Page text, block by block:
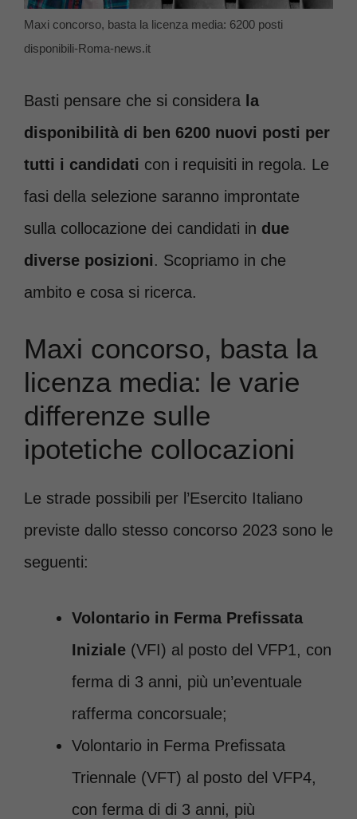
Maxi concorso, basta la licenza media: 6200 posti
disponibili-Roma-news.it
Basti pensare che si considera la
disponibilità di ben 6200 nuovi posti per
tutti i candidati con i requisiti in regola. Le
fasi della selezione saranno improntate
sulla collocazione dei candidati in due
diverse posizioni. Scopriamo in che
ambito e cosa si ricerca.
Maxi concorso, basta la
licenza media: le varie
differenze sulle
ipotetiche collocazioni
Le strade possibili per l’Esercito Italiano
previste dallo stesso concorso 2023 sono le
seguenti:
Volontario in Ferma Prefissata
Iniziale (VFI) al posto del VFP1, con
ferma di 3 anni, più un’eventuale
rafferma concorsuale;
Volontario in Ferma Prefissata
Triennale (VFT) al posto del VFP4,
con ferma di di 3 anni, più